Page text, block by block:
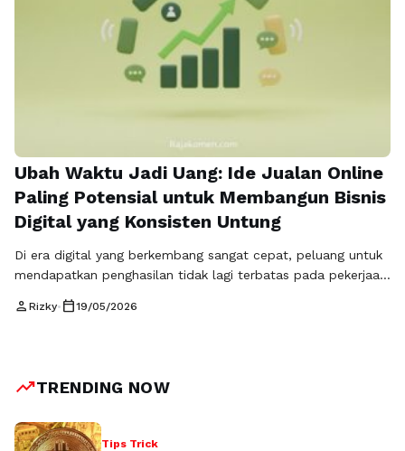
Ubah Waktu Jadi Uang: Ide Jualan Online
Paling Potensial untuk Membangun Bisnis
Digital yang Konsisten Untung
Di era digital yang berkembang sangat cepat, peluang untuk
mendapatkan penghasilan tidak lagi terbatas pada pekerjaan
ekonomi besar yang memberikan kesempatan luas bagi siapa
Baca Selengkapnya
person Rizky• calendar_today19/05/2026
trending_upTRENDING NOW
Tips Trick